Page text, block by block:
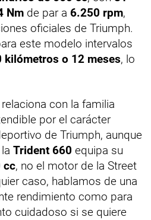
Nm de par a 6.250 rpm,
oficiales de Triumph.
este modelo intervalos
kilómetros o 12 meses, lo
con la familia
por el carácter
de Triumph, aunque
Trident 660 equipa su
cc, no el motor de la Street
caso, hablamos de una
rendimiento como para
cuidadoso si se quiere